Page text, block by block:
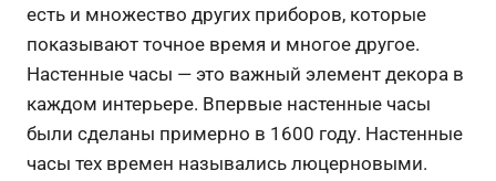
есть и множество других приборов, которые
показывают точное время и многое другое.
Настенные часы — это важный элемент декора в
каждом интерьере. Впервые настенные часы
были сделаны примерно в 1600 году. Настенные
часы тех времен назывались люцерновыми.